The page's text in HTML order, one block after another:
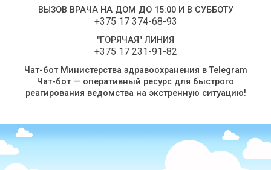
ВЫЗОВ ВРАЧА НА ДОМ ДО 15:00 И В СУББОТУ
+375 17 374-68-93
"ГОРЯЧАЯ" ЛИНИЯ
+375 17 231-91-82
Чат-бот Министерства здравоохранения в Telegram
Чат-бот — оперативный ресурс для быстрого
реагирования ведомства на экстренную ситуацию!